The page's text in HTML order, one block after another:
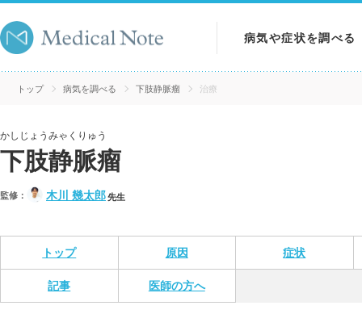
病気や症状を調べる
病気を調べる
トップ 病気を調べる 下肢静脈瘤 治療
かしじょうみゃくりゅう
下肢静脈瘤
監修： 木川 幾太郎先生
トップ 原因 症状
記事 医師の方へ